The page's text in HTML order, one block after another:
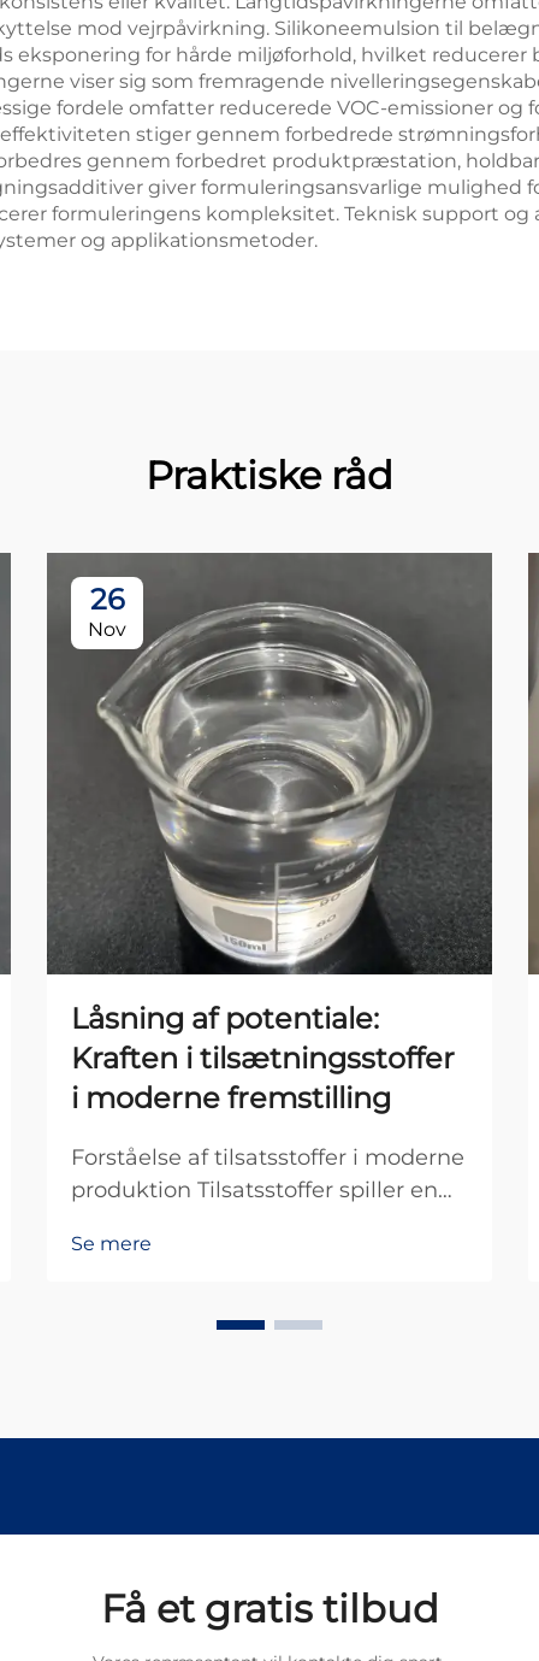
mod vejrpåvirkning. Silikoneemulsion til
eksponering for hårde miljøforhold, hvilket
viser sig som fremragende
fordele omfatter reducerede VOC-emissioner og
stiger gennem forbedrede
gennem forbedret produktpræstation,
giver formuleringsansvarlige mulighed
formuleringens kompleksitet. Teknisk support
og applikationsmetoder.
Praktiske råd
26
Nov
Låsning af potentiale:
Kraften i tilsætningsstoffer
i moderne fremstilling
Forståelse af tilsatsstoffer i moderne
produktion Tilsatsstoffer spiller en
produktionsprocesser på tværs af
grundlæggende stoffer, der
Se mere
Få et gratis tilbud